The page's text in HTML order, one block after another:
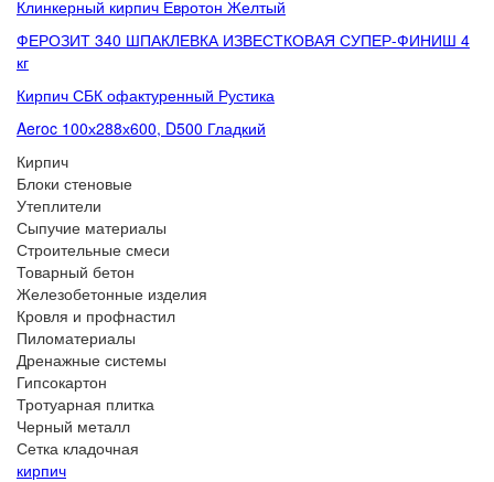
Клинкерный кирпич Евротон Желтый
ФЕРОЗИТ 340 ШПАКЛЕВКА ИЗВЕСТКОВАЯ СУПЕР-ФИНИШ 4
кг
Кирпич СБК офактуренный Рустика
Aeroc 100х288х600, D500 Гладкий
Кирпич
Блоки стеновые
Утеплители
Сыпучие материалы
Строительные смеси
Товарный бетон
Железобетонные изделия
Кровля и профнастил
Пиломатериалы
Дренажные системы
Гипсокартон
Тротуарная плитка
Черный металл
Сетка кладочная
кирпич